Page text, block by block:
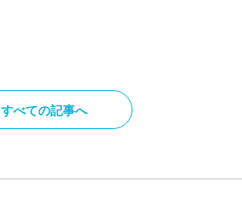
すべての記事へ